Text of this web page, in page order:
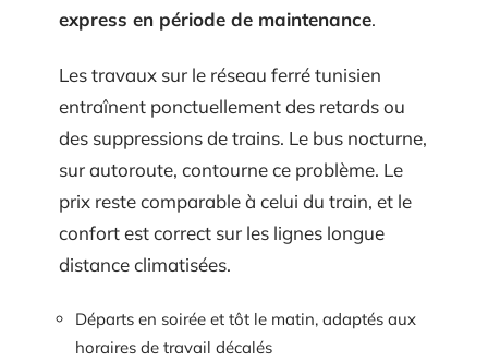
express en période de maintenance.
Les travaux sur le réseau ferré tunisien
entraînent ponctuellement des retards ou
des suppressions de trains. Le bus nocturne,
sur autoroute, contourne ce problème. Le
prix reste comparable à celui du train, et le
confort est correct sur les lignes longue
distance climatisées.
Départs en soirée et tôt le matin, adaptés aux
horaires de travail décalés